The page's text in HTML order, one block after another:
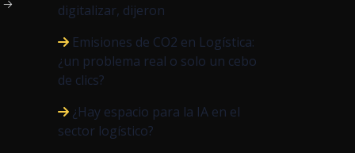
→
digitalizar, dijeron
Emisiones de CO2 en Logística:
¿un problema real o solo un cebo
de clics?
¿Hay espacio para la IA en el
sector logístico?